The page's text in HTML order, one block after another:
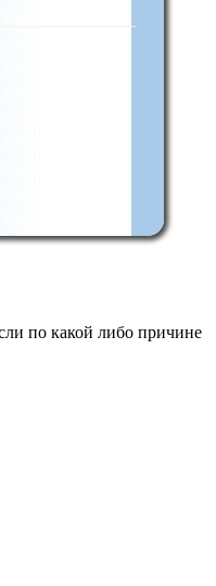
по какой либо причине